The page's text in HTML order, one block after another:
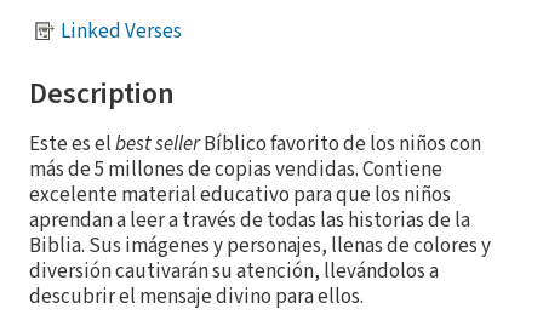
Linked Verses
Description
Este es elbest sellerBíblico favorito de los niños con
más de 5 millones de copias vendidas. Contiene
excelente material educativo para que los niños
aprendan a leer a través de todas las historias de la
Biblia. Sus imágenes y personajes, llenas de colores y
diversión cautivarán su atención, llevándolos a
descubrir el mensaje divino para ellos.